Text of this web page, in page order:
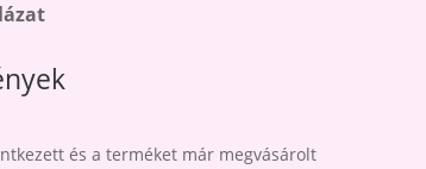
és a terméket már megvásárolt